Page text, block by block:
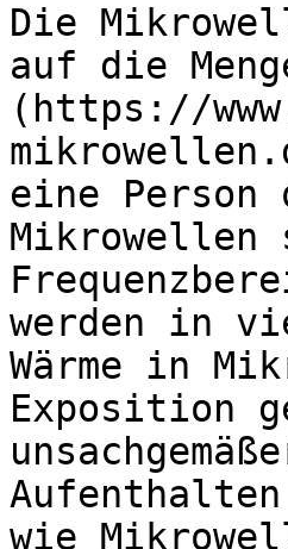
Die
auf die
(https://
eine
Mikrowellen
werden in
Wärme in
Exposition
wie